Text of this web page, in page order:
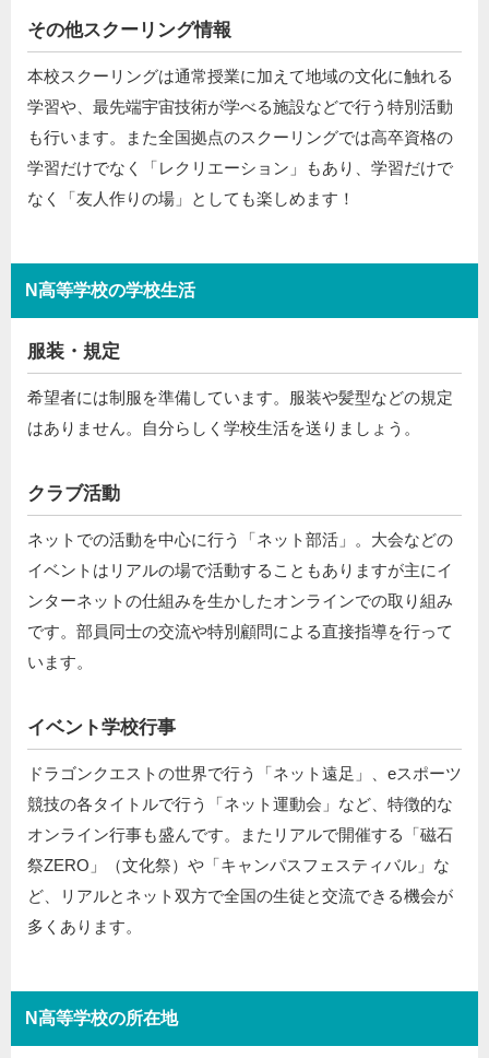
その他スクーリング情報
本校スクーリングは通常授業に加えて地域の文化に触れる
学習や、最先端宇宙技術が学べる施設などで行う特別活動
も行います。また全国拠点のスクーリングでは高卒資格の
学習だけでなく「レクリエーション」もあり、学習だけで
なく「友人作りの場」としても楽しめます！
N高等学校の学校生活
服装・規定
希望者には制服を準備しています。服装や髪型などの規定
はありません。自分らしく学校生活を送りましょう。
クラブ活動
ネットでの活動を中心に行う「ネット部活」。大会などの
イベントはリアルの場で活動することもありますが主にイ
ンターネットの仕組みを生かしたオンラインでの取り組み
です。部員同士の交流や特別顧問による直接指導を行って
います。
イベント学校行事
ドラゴンクエストの世界で行う「ネット遠足」、eスポーツ
競技の各タイトルで行う「ネット運動会」など、特徴的な
オンライン行事も盛んです。またリアルで開催する「磁石
祭ZERO」（文化祭）や「キャンパスフェスティバル」な
ど、リアルとネット双方で全国の生徒と交流できる機会が
多くあります。
N高等学校の所在地